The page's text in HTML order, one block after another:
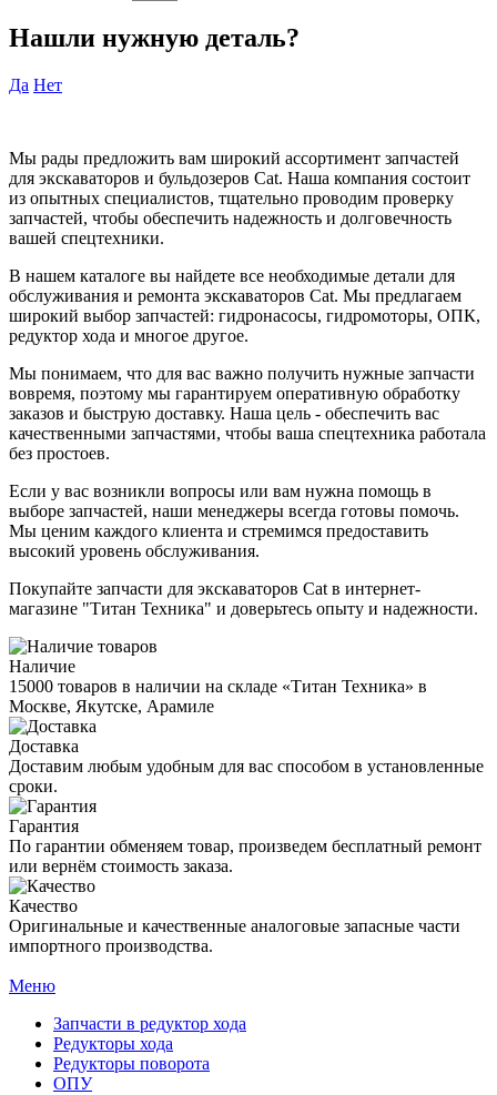
Нашли нужную деталь?
Да Нет
Мы рады предложить вам широкий ассортимент запчастей
для экскаваторов и бульдозеров Cat. Наша компания состоит
из опытных специалистов, тщательно проводим проверку
запчастей, чтобы обеспечить надежность и долговечность
вашей спецтехники.
В нашем каталоге вы найдете все необходимые детали для
обслуживания и ремонта экскаваторов Cat. Мы предлагаем
широкий выбор запчастей: гидронасосы, гидромоторы, ОПК,
редуктор хода и многое другое.
Мы понимаем, что для вас важно получить нужные запчасти
вовремя, поэтому мы гарантируем оперативную обработку
заказов и быструю доставку. Наша цель - обеспечить вас
качественными запчастями, чтобы ваша спецтехника работала
без простоев.
Если у вас возникли вопросы или вам нужна помощь в
выборе запчастей, наши менеджеры всегда готовы помочь.
Мы ценим каждого клиента и стремимся предоставить
высокий уровень обслуживания.
Покупайте запчасти для экскаваторов Cat в интернет-
магазине "Титан Техника" и доверьтесь опыту и надежности.
Наличие
15000 товаров в наличии на складе «Титан Техника» в
Москве, Якутске, Арамиле
Доставка
Доставим любым удобным для вас способом в установленные
сроки.
Гарантия
По гарантии обменяем товар, произведем бесплатный ремонт
или вернём стоимость заказа.
Качество
Оригинальные и качественные аналоговые запасные части
импортного производства.
Меню
Запчасти в редуктор хода
Редукторы хода
Редукторы поворота
ОПУ